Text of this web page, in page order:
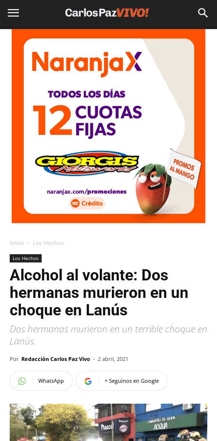
Inicio Los Hechos
Los Hechos
Alcohol al volante: Dos
hermanas murieron en un
choque en Lanús
Dos hermanas murieron en un terrible choque en
Lanús.
Por Redacción Carlos Paz Vivo - 2 abril, 2021
WhatsApp + Seguinos en Google